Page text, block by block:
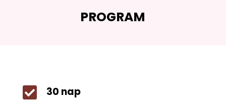
PROGRAM
 30 nap